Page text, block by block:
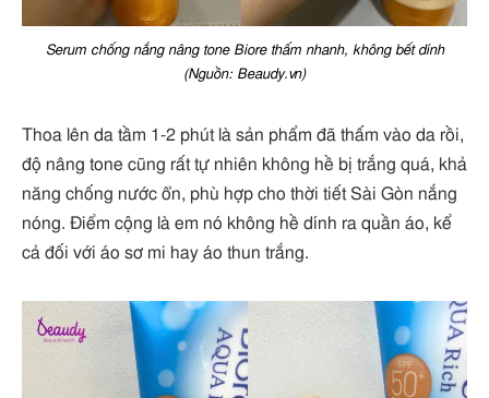
Serum chống nắng nâng tone Biore thấm nhanh, không bết dính
(Nguồn: Beaudy.vn)
Thoa lên da tầm 1-2 phút là sản phẩm đã thấm vào da rồi,
độ nâng tone cũng rất tự nhiên không hề bị trắng quá, khả
năng chống nước ổn, phù hợp cho thời tiết Sài Gòn nắng
nóng. Điểm cộng là em nó không hề dính ra quần áo, kể
cả đối với áo sơ mi hay áo thun trắng.